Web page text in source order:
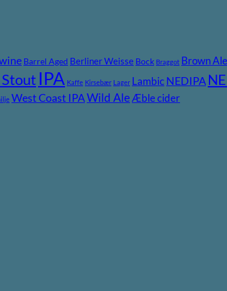
Barrel Aged Berliner Weisse Bock Braggot Brown Ale
IPA Kaffe Kirsebær Lager Lambic NEDIPA
West Coast IPAWild Ale Æble cider